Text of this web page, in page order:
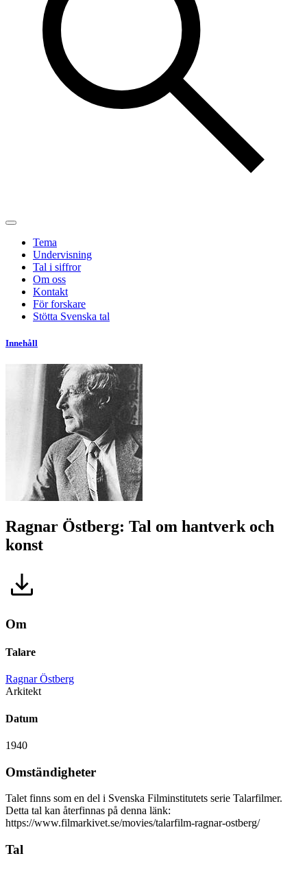
Tema
Undervisning
Tal i siffror
Om oss
Kontakt
För forskare
Stötta Svenska tal
Innehåll
Ragnar Östberg: Tal om hantverk och
konst
Om
Talare
Ragnar Östberg
Arkitekt
Datum
1940
Omständigheter
Talet finns som en del i Svenska Filminstitutets serie Talarfilmer.
Detta tal kan återfinnas på denna länk:
https://www.filmarkivet.se/movies/talarfilm-ragnar-ostberg/
Tal